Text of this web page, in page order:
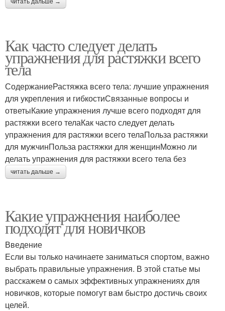
читать дальше →
Как часто следует делать
упражнения для растяжки всего
тела
СодержаниеРастяжка всего тела: лучшие упражнения
для укрепления и гибкостиСвязанные вопросы и
ответыКакие упражнения лучше всего подходят для
растяжки всего телаКак часто следует делать
упражнения для растяжки всего телаПольза растяжки
для мужчинПольза растяжки для женщинМожно ли
делать упражнения для растяжки всего тела без
читать дальше →
Какие упражнения наиболее
подходят для новичков
Введение
Если вы только начинаете заниматься спортом, важно
выбрать правильные упражнения. В этой статье мы
расскажем о самых эффективных упражнениях для
новичков, которые помогут вам быстро достичь своих
целей.